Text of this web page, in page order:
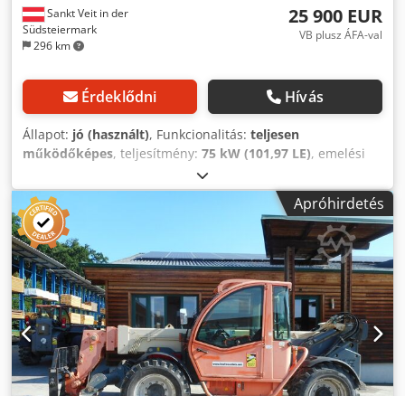
Sankt Veit in der
Südsteiermark
296 km
25 900 EUR
VB plusz ÁFA-val
Érdeklődni Hívás
Állapot: jó (használt), Funkcionalitás: teljesen
működőképes, teljesítmény: 75 kW (101,97 LE), emelési
, emelési magasság:
Gyártási év:2008, üzemórák:6 462 h, Felszereltség:
fedélzeti számítógép, fülke, raklapvillák,
összkerékhajtás
, 2 db JLG 4017PS teleszkópos rakodógép
Gyártási év: 2008 Gép 1: az óra szerint 6462 üzemóra Gép
2: az óra szerint 7656 üzemóra 4 tonnás emelőképesség
16,7 méteres emelési magasság 35 km/h 74,5 kW-os
Perkins motor - Tartalmazza a villát Dcodpfx Adozlidmorek
- Mechanikus gyorscsatlakozó - Kiegészítő hidraulikus kör a
villa tartójáig - Hidraulikus támasztólábak - Hidraulikus
szintkiegyenlítés - Karral vezérelhető - Négykerék-hajtás - 3
kormánymód - Fűtött kabin - Világítási rendszer
Apróhirdetés